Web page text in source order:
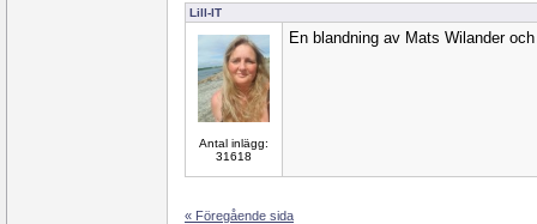
Lill-IT
Antal inlägg:
31618
En blandning av Mats Wilander
« Föregående sida